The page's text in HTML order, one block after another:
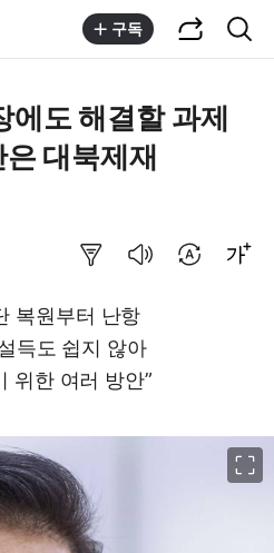
구독
에도 해결할 과제
대북제재
복원부터 난항
득도 쉽지 않아
위한 여러 방안”